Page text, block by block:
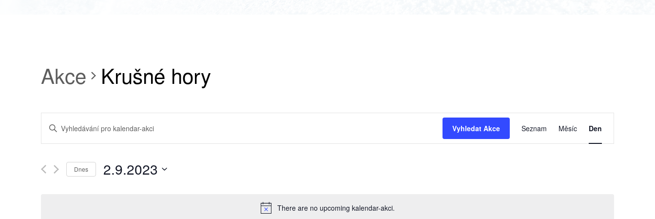
There are no upcoming kalendar-akci.
Akce Krušné hory
PRO
A
Enter
for
Akce
Vyhledat Akce
pro
Seznam Měsíc Den
Dnes 2.9.2023